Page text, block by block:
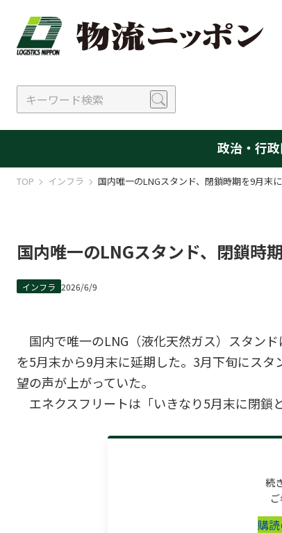
政治・行政
TOP インフラ 国内唯一のLNGスタンド、閉鎖時期を9月末
国内唯一のLNGスタンド、閉鎖時
インフラ 2026/6/9
国内で唯一のLNG（液化天然ガス）スタン
を5月末から9月末に延期した。3月下旬にス
望の声が上がっていた。
エネクスフリートは「いきなり5月末に閉鎖
続
購